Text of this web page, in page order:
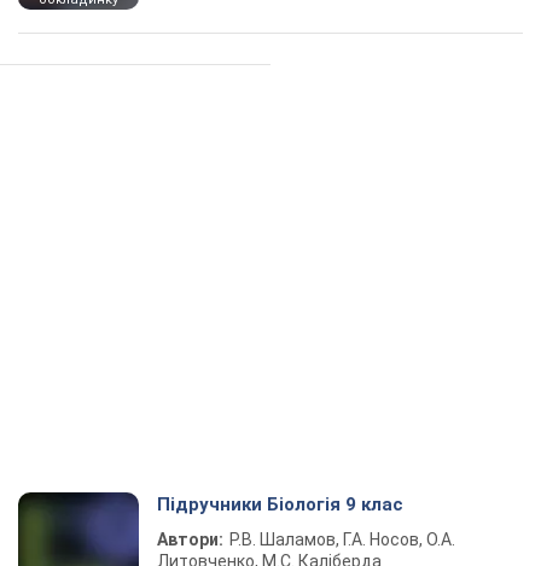
Підручники Біологія 9 клас
Автори: Р.В. Шаламов, Г.А. Носов, О.А.
Литовченко, М.С. Каліберда